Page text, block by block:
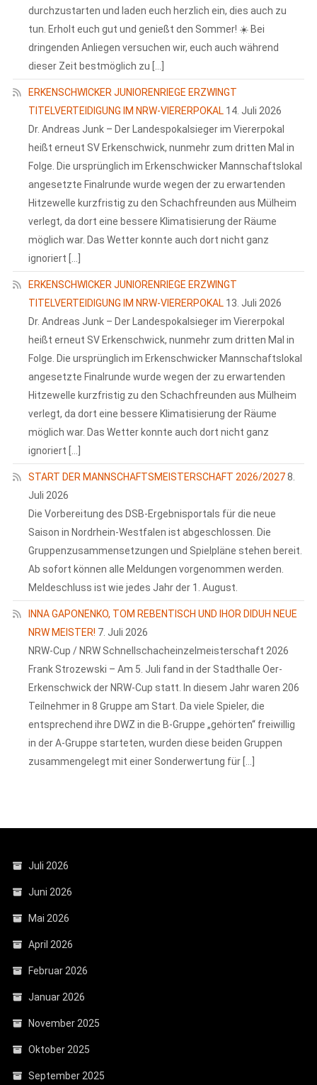
durchzustarten und laden euch herzlich ein, dies auch zu
tun. Erholt euch gut und genießt den Sommer! ☀️ Bei
dringenden Anliegen versuchen wir, euch auch während
dieser Zeit bestmöglich zu […]
ERKENSCHWICKER JUNIORENRIEGE ERZWINGT
TITELVERTEIDIGUNG IM NRW-VIERERPOKAL 14. Juli 2026
Dr. Andreas Junk – Der Landespokalsieger im Viererpokal
heißt erneut SV Erkenschwick, nunmehr zum dritten Mal in
Folge. Die ursprünglich im Erkenschwicker Mannschaftslokal
angesetzte Finalrunde wurde wegen der zu erwartenden
Hitzewelle kurzfristig zu den Schachfreunden aus Mülheim
verlegt, da dort eine bessere Klimatisierung der Räume
möglich war. Das Wetter konnte auch dort nicht ganz
ignoriert […]
ERKENSCHWICKER JUNIORENRIEGE ERZWINGT
TITELVERTEIDIGUNG IM NRW-VIERERPOKAL 13. Juli 2026
Dr. Andreas Junk – Der Landespokalsieger im Viererpokal
heißt erneut SV Erkenschwick, nunmehr zum dritten Mal in
Folge. Die ursprünglich im Erkenschwicker Mannschaftslokal
angesetzte Finalrunde wurde wegen der zu erwartenden
Hitzewelle kurzfristig zu den Schachfreunden aus Mülheim
verlegt, da dort eine bessere Klimatisierung der Räume
möglich war. Das Wetter konnte auch dort nicht ganz
ignoriert […]
START DER MANNSCHAFTSMEISTERSCHAFT 2026/20278.
Juli 2026
Die Vorbereitung des DSB-Ergebnisportals für die neue
Saison in Nordrhein-Westfalen ist abgeschlossen. Die
Gruppenzusammensetzungen und Spielpläne stehen bereit.
Ab sofort können alle Meldungen vorgenommen werden.
Meldeschluss ist wie jedes Jahr der 1. August.
INNA GAPONENKO, TOM REBENTISCH UND IHOR DIDUH NEUE
NRW MEISTER! 7. Juli 2026
NRW-Cup / NRW Schnellschacheinzelmeisterschaft 2026
Frank Strozewski – Am 5. Juli fand in der Stadthalle Oer-
Erkenschwick der NRW-Cup statt. In diesem Jahr waren 206
Teilnehmer in 8 Gruppe am Start. Da viele Spieler, die
entsprechend ihre DWZ in die B-Gruppe „gehörten“ freiwillig
in der A-Gruppe starteten, wurden diese beiden Gruppen
zusammengelegt mit einer Sonderwertung für […]
Juli 2026
Juni 2026
Mai 2026
April 2026
Februar 2026
Januar 2026
November 2025
Oktober 2025
September 2025